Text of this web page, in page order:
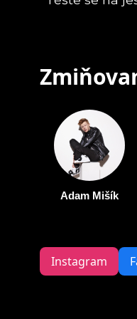
Adam Mišík
Instagram